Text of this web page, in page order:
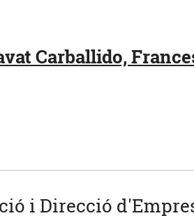
Carballido,
i Direcció